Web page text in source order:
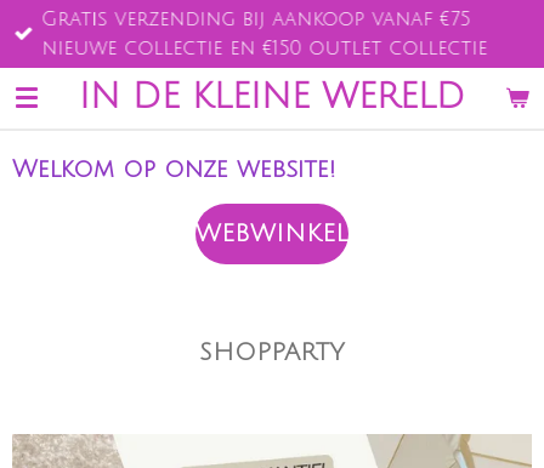
Ga
direct
naar
de
IN DE KLEINE WERELD
Gratis verzending bij aankoop vanaf €75
nieuwe collectie en €150 outlet collectie
Welkom op onze website!
WEBWINKEL
SHOPPARTY